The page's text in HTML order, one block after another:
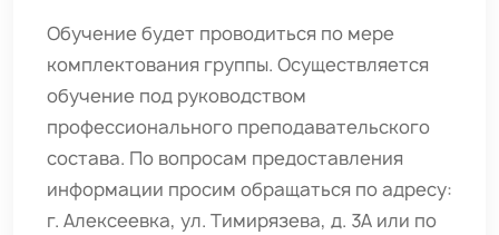
Обучение будет проводиться по мере
комплектования группы. Осуществляется
обучение под руководством
профессионального преподавательского
состава. По вопросам предоставления
информации просим обращаться по адресу:
г. Алексеевка, ул. Тимирязева, д. 3А или по